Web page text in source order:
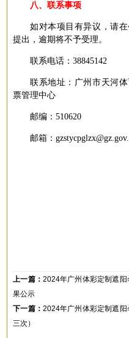
八、联系事项
如对本项目 有异议，请
提出，逾期将不予受理。
联系电话：38845142
联系地址： 广州市天河
票管理中心
邮编：510620
邮箱：
上一篇： 2024年广州体彩定制遮
果公示
下一篇： 2024年广州体彩定制遮
三次）